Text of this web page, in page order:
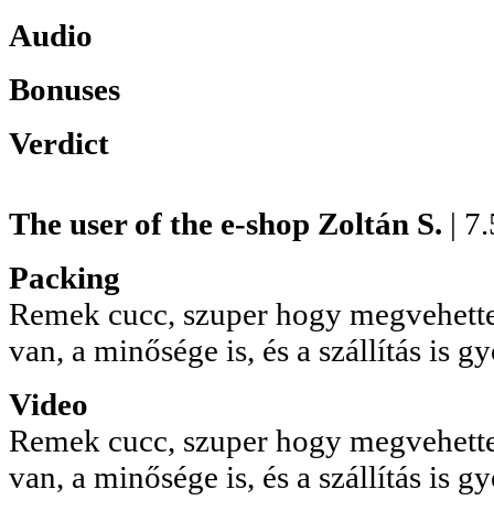
Audio
Bonuses
Verdict
The user of the e-shop Zoltán S. |
Packing
Remek cucc, szuper hogy
van, a minősége is, és a szállítás is
Video
Remek cucc, szuper hogy
van, a minősége is, és a szállítás is